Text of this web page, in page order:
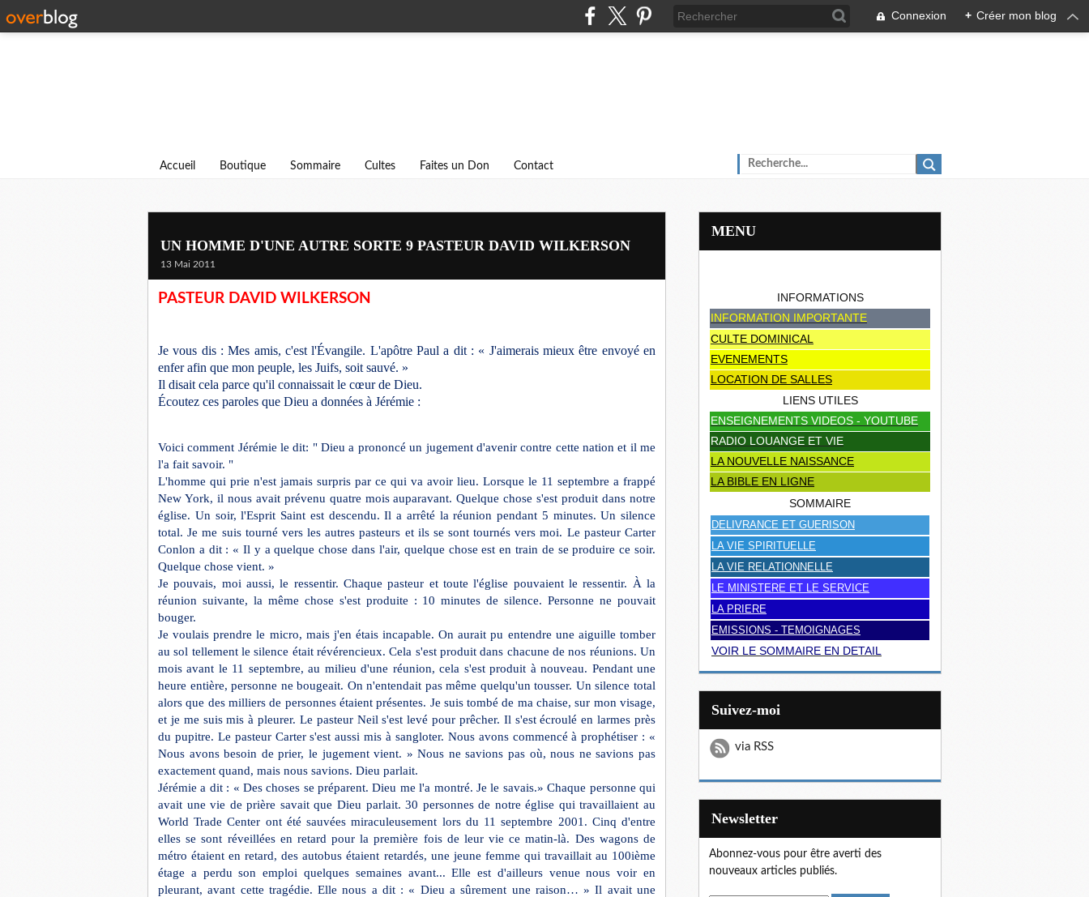
Connexion + Créer mon blog
Accueil Boutique Sommaire Cultes Faites un Don Contact
UN HOMME D'UNE AUTRE SORTE 9 PASTEUR DAVID WILKERSON
13 Mai 2011
PASTEUR DAVID WILKERSON
Je vous dis : Mes amis, c'est l'Évangile. L'apôtre Paul a dit : « J'aimerais mieux être envoyé en
enfer afin que mon peuple, les Juifs, soit sauvé. »
Il disait cela parce qu'il connaissait le cœur de Dieu.
Écoutez ces paroles que Dieu a données à Jérémie :
Voici comment Jérémie le dit: " Dieu a prononcé un jugement d'avenir contre cette nation et il me
l'a fait savoir. "
L'homme qui prie n'est jamais surpris par ce qui va avoir lieu. Lorsque le 11 septembre a frappé
New York, il nous avait prévenu quatre mois auparavant. Quelque chose s'est produit dans notre
église. Un soir, l'Esprit Saint est descendu. Il a arrêté la réunion pendant 5 minutes. Un silence
total. Je me suis tourné vers les autres pasteurs et ils se sont tournés vers moi. Le pasteur Carter
Conlon a dit : « Il y a quelque chose dans l'air, quelque chose est en train de se produire ce soir.
Quelque chose vient. »
Je pouvais, moi aussi, le ressentir. Chaque pasteur et toute l'église pouvaient le ressentir. À la
réunion suivante, la même chose s'est produite : 10 minutes de silence. Personne ne pouvait
bouger.
Je voulais prendre le micro, mais j'en étais incapable. On aurait pu entendre une aiguille tomber
au sol tellement le silence était révérencieux. Cela s'est produit dans chacune de nos réunions. Un
mois avant le 11 septembre, au milieu d'une réunion, cela s'est produit à nouveau. Pendant une
heure entière, personne ne bougeait. On n'entendait pas même quelqu'un tousser. Un silence total
alors que des milliers de personnes étaient présentes. Je suis tombé de ma chaise, sur mon visage,
et je me suis mis à pleurer. Le pasteur Neil s'est levé pour prêcher. Il s'est écroulé en larmes près
du pupitre. Le pasteur Carter s'est aussi mis à sangloter. Nous avons commencé à prophétiser : «
Nous avons besoin de prier, le jugement vient. » Nous ne savions pas où, nous ne savions pas
exactement quand, mais nous savions. Dieu parlait.
Jérémie a dit : « Des choses se préparent. Dieu me l'a montré. Je le savais.» Chaque personne qui
avait une vie deprière savait que Dieu parlait. 30 personnes de notre église qui travaillaient au
World Trade Center ont été sauvées miraculeusement lors du 11 septembre 2001. Cinq d'entre
elles se sont réveillées en retard pour la première fois de leur vie ce matin-là. Des wagons de
métro étaient en retard, des autobus étaient retardés, une jeune femme qui travaillait au 100ième
étage a perdu son emploi quelques semaines avant... Elle est d'ailleurs venue nous voir en
pleurant, avant cette tragédie. Elle nous a dit : « Dieu a sûrement une raison… » Il avait une
MENU
INFORMATIONS
INFORMATION IMPORTANTE
CULTE DOMINICAL
EVENEMENTS
LOCATION DE SALLES
LIENS UTILES
ENSEIGNEMENTS VIDEOS - YOUTUBE
RADIO LOUANGE ET VIE
LA NOUVELLE NAISSANCE
LA BIBLE EN LIGNE
SOMMAIRE
DELIVRANCE ET GUERISON
LA VIE SPIRITUELLE
LA VIE RELATIONNELLE
LE MINISTERE ET LE SERVICE
LA PRIERE
EMISSIONS - TEMOIGNAGES
VOIR LE SOMMAIRE EN DETAIL
Suivez-moi
via RSS
Newsletter
Abonnez-vous pour être averti des
nouveaux articles publiés.